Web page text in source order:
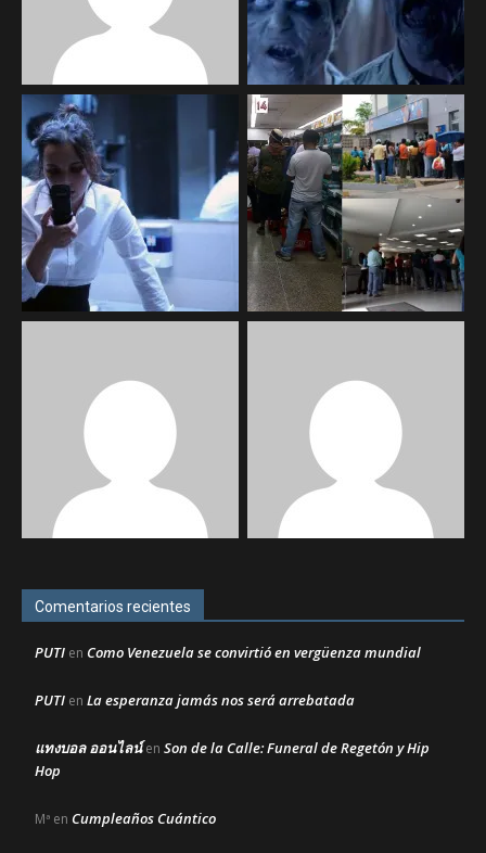
Comentarios recientes
PUTI en Como Venezuela se convirtió en vergüenza mundial
PUTI en La esperanza jamás nos será arrebatada
แทงบอล ออนไลน์en Son de la Calle: Funeral de Regetón y Hip
Hop
Mª en Cumpleaños Cuántico